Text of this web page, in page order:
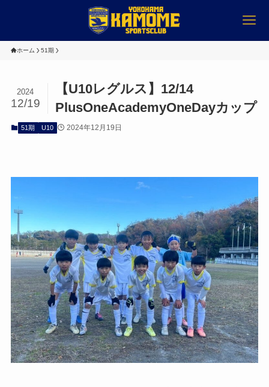
ホーム 51期
【U10レグルス】12/14
PlusOneAcademyOneDayカップ
2024
12/19
51期 U10 2024年12月19日